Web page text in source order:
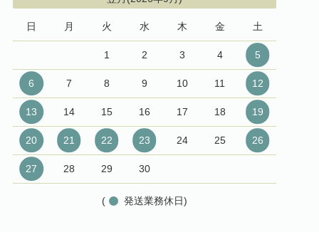
日 月 火 水 木 金 土
1 2 3 4 5
6 7 8 9 10 11 12
13 14 15 16 17 18 19
20 21 22 23 24 25 26
27 28 29 30
( 発送業務休日)